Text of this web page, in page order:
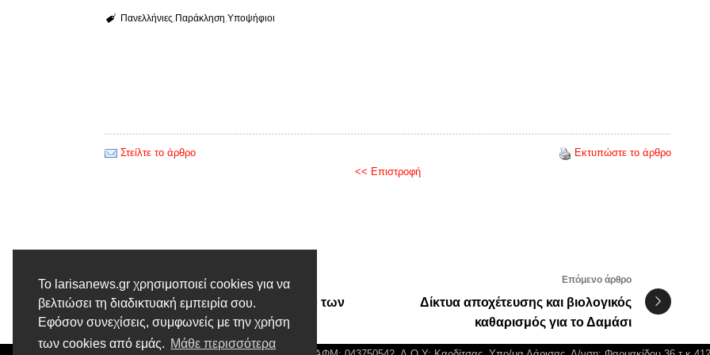
Το larisanews.gr χρησιμοποιεί cookies για να
βελτιώσει τη διαδικτυακή εμπειρία σου.
Εφόσον συνεχίσεις, συμφωνείς με την χρήση
των cookies από εμάς. Μάθε περισσότερα
Πανελλήνιες Παράκληση Υποψήφιοι
Στείλτε το άρθρο
Εκτυπώστε το άρθρο
<< Επιστροφή
Προηγούμενο άρθρο
Έναρξη για το Πανεπιστήμιο των
Πολιτών στη Λάρισα
Επόμενο άρθρο
Δίκτυα αποχέτευσης και βιολογικός
καθαρισμός για το Δαμάσι